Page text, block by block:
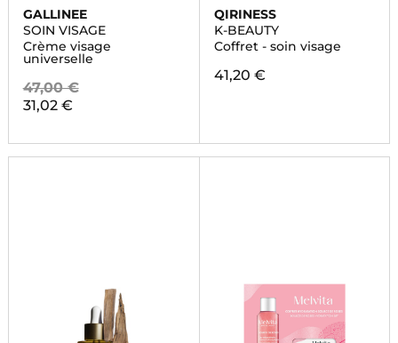
GALLINEE
SOIN VISAGE
Crème visage
universelle
47,00 €
31,02 €
QIRINESS
K-BEAUTY
Coffret - soin visage
41,20 €